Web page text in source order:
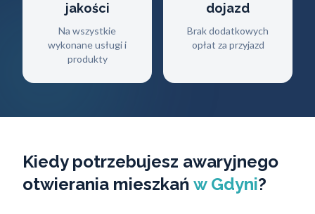
jakości
Na wszystkie
wykonane usługi i
produkty
dojazd
Brak dodatkowych
opłat za przyjazd
Kiedy potrzebujesz awaryjnego
otwierania mieszkań w Gdyni?